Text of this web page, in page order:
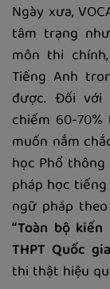
Ngày xưa,
tâm trạng
môn thi
Tiếng Anh
được. Đối với
chiếm 60-
muốn nắm
học Phổ
pháp học
ngữ pháp
“Toàn bộ
THPT Quốc
thi thật hiệu